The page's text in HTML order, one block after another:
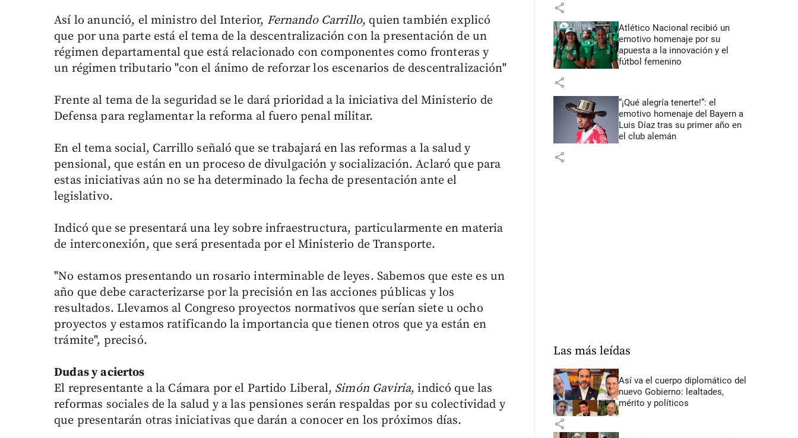
Así lo anunció, el ministro del Interior, Fernando Carrillo, quien también explicó
que por una parte está el tema de la descentralización con la presentación de un
régimen departamental que está relacionado con componentes como fronteras y
un régimen tributario "con el ánimo de reforzar los escenarios de descentralización"
Frente al tema de la seguridad se le dará prioridad a la iniciativa del Ministerio de
Defensa para reglamentar la reforma al fuero penal militar.
En el tema social, Carrillo señaló que se trabajará en las reformas a la salud y
pensional, que están en un proceso de divulgación y socialización. Aclaró que para
estas iniciativas aún no se ha determinado la fecha de presentación ante el
legislativo.
Indicó que se presentará una ley sobre infraestructura, particularmente en materia
de interconexión, que será presentada por el Ministerio de Transporte.
"No estamos presentando un rosario interminable de leyes. Sabemos que este es un
año que debe caracterizarse por la precisión en las acciones públicas y los
resultados. Llevamos al Congreso proyectos normativos que serían siete u ocho
proyectos y estamos ratificando la importancia que tienen otros que ya están en
trámite", precisó.
Dudas y aciertos
El representante a la Cámara por el Partido Liberal, Simón Gaviria, indicó que las
reformas sociales de la salud y a las pensiones serán respaldas por su colectividad y
que presentarán otras iniciativas que darán a conocer en los próximos días.
share
Atlético Nacional recibió un
emotivo homenaje por su
apuesta a la innovación y el
fútbol femenino
share
“¡Qué alegría tenerte!”: el
emotivo homenaje del Bayern a
Luis Díaz tras su primer año en
el club alemán
share
Las más leídas
Así va el cuerpo diplomático del
nuevo Gobierno: lealtades,
mérito y políticos
share